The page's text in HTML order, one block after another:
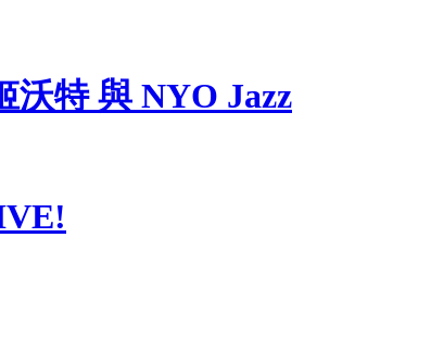
沃特 與 NYO Jazz